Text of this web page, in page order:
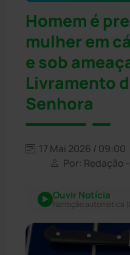
Homem é
mulher em
e sob
Livramento
Senhora
17 Mai 2026 / 09:00
Por: Redação
Ouvir Notícia
Narração automática